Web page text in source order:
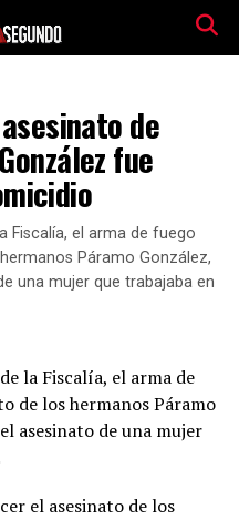
de
fue
Fiscalía, el arma de fuego
Páramo González,
una mujer que trabajaba en
la Fiscalía, el arma de
de los hermanos Páramo
asesinato de una mujer
el asesinato de los